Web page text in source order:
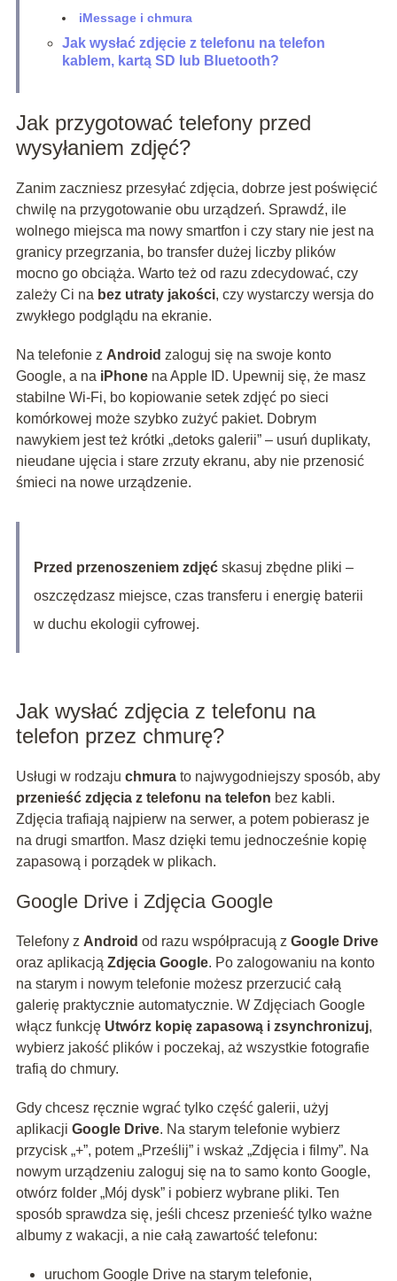
iMessage i chmura
Jak wysłać zdjęcie z telefonu na telefon
kablem, kartą SD lub Bluetooth?
Jak przygotować telefony przed
wysyłaniem zdjęć?
Zanim zaczniesz przesyłać zdjęcia, dobrze jest poświęcić
chwilę na przygotowanie obu urządzeń. Sprawdź, ile
wolnego miejsca ma nowy smartfon i czy stary nie jest na
granicy przegrzania, bo transfer dużej liczby plików
mocno go obciąża. Warto też od razu zdecydować, czy
zależy Ci na bez utraty jakości, czy wystarczy wersja do
zwykłego podglądu na ekranie.
Na telefonie z Android zaloguj się na swoje konto
Google, a na iPhonena Apple ID. Upewnij się, że masz
stabilne Wi‑Fi, bo kopiowanie setek zdjęć po sieci
komórkowej może szybko zużyć pakiet. Dobrym
nawykiem jest też krótki „detoks galerii” – usuń duplikaty,
nieudane ujęcia i stare zrzuty ekranu, aby nie przenosić
śmieci na nowe urządzenie.
Przed przenoszeniem zdjęćskasuj zbędne pliki –
oszczędzasz miejsce, czas transferu i energię baterii
w duchu ekologii cyfrowej.
Jak wysłać zdjęcia z telefonu na
telefon przez chmurę?
Usługi w rodzaju chmurato najwygodniejszy sposób, aby
przenieść zdjęcia z telefonu na telefon bez kabli.
Zdjęcia trafiają najpierw na serwer, a potem pobierasz je
na drugi smartfon. Masz dzięki temu jednocześnie kopię
zapasową i porządek w plikach.
Google Drive i Zdjęcia Google
Telefony z Android od razu współpracują z Google Drive
oraz aplikacją Zdjęcia Google. Po zalogowaniu na konto
na starym i nowym telefonie możesz przerzucić całą
galerię praktycznie automatycznie. W Zdjęciach Google
włącz funkcję Utwórz kopię zapasową i zsynchronizuj,
wybierz jakość plików i poczekaj, aż wszystkie fotografie
trafią do chmury.
Gdy chcesz ręcznie wgrać tylko część galerii, użyj
aplikacji Google Drive. Na starym telefonie wybierz
przycisk „+”, potem „Prześlij” i wskaż „Zdjęcia i filmy”. Na
nowym urządzeniu zaloguj się na to samo konto Google,
otwórz folder „Mój dysk” i pobierz wybrane pliki. Ten
sposób sprawdza się, jeśli chcesz przenieść tylko ważne
albumy z wakacji, a nie całą zawartość telefonu:
uruchom Google Drive na starym telefonie,